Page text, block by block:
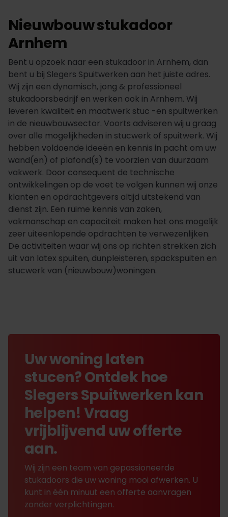
Nieuwbouw stukadoor
Arnhem
Bent u opzoek naar een stukadoor in Arnhem, dan
bent u bij Slegers Spuitwerken aan het juiste adres.
Wij zijn een dynamisch, jong & professioneel
stukadoorsbedrijf en werken ook in Arnhem. Wij
leveren kwaliteit en maatwerk stuc -en spuitwerken
in de nieuwbouwsector. Voorts adviseren wij u graag
over alle mogelijkheden in stucwerk of spuitwerk. Wij
hebben voldoende ideeën en kennis in pacht om uw
wand(en) of plafond(s) te voorzien van duurzaam
vakwerk. Door consequent de technische
ontwikkelingen op de voet te volgen kunnen wij onze
klanten en opdrachtgevers altijd uitstekend van
dienst zijn. Een ruime kennis van zaken,
vakmanschap en capaciteit maken het ons mogelijk
zeer uiteenlopende opdrachten te verwezenlijken.
De activiteiten waar wij ons op richten strekken zich
uit van latex spuiten, dunpleisteren, spackspuiten en
stucwerk van (nieuwbouw)woningen.
Uw woning laten
stucen? Ontdek hoe
Slegers Spuitwerken kan
helpen! Vraag
vrijblijvend uw offerte
aan.
Wij zijn een team van gepassioneerde
stukadoors die uw woning mooi afwerken. U
kunt in één minuut een offerte aanvragen
zonder verplichtingen.